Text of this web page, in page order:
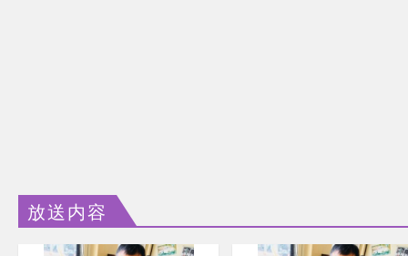
放送内容